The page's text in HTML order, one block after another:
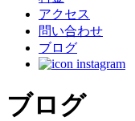
アクセス
問い合わせ
ブログ
ブログ